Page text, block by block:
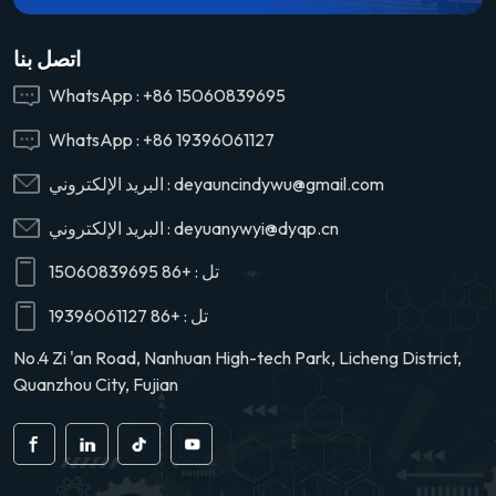
اتصل بنا
WhatsApp : +86 15060839695
WhatsApp : +86 19396061127
البريد الإلكتروني : deyauncindywu@gmail.com
البريد الإلكتروني : deyuanywyi@dyqp.cn
تل : +86 15060839695
تل : +86 19396061127
No.4 Zi 'an Road, Nanhuan High-tech Park, Licheng District,
Quanzhou City, Fujian